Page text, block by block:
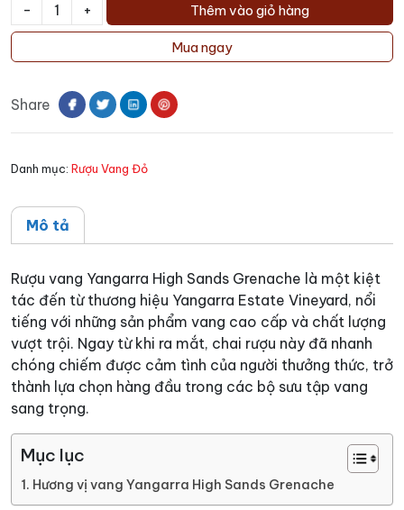
-
Rượu
Yangarra
Sands
lượng
+ Thêm vào giỏ hàng
Mua ngay
Share
Danh mục: Rượu Vang Đỏ
Mô tả
Rượu vang Yangarra High Sands Grenache là một kiệt
tác đến từ thương hiệu Yangarra Estate Vineyard, nổi
tiếng với những sản phẩm vang cao cấp và chất lượng
vượt trội. Ngay từ khi ra mắt, chai rượu này đã nhanh
chóng chiếm được cảm tình của người thưởng thức, trở
thành lựa chọn hàng đầu trong các bộ sưu tập vang
sang trọng.
Mục lục
Hương vị vang Yangarra High Sands Grenache